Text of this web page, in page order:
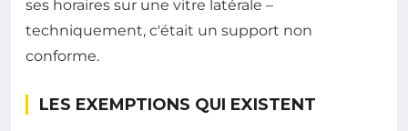
ses horaires sur une vitre latérale –
techniquement, c'était un support non
conforme.
LES EXEMPTIONS QUI EXISTENT